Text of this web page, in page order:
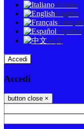
Italiano
English
Français
Español
中文
Accedi
Accedi
button close ×